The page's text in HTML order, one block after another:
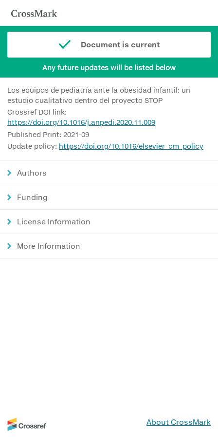
Document is current
Any future updates will be listed below
Los equipos de pediatría ante la obesidad infantil: un
estudio cualitativo dentro del proyecto STOP
Crossref DOI link:
https://doi.org/10.1016/j.anpedi.2020.11.009
Published Print: 2021-09
Update policy: https://doi.org/10.1016/elsevier_cm_policy
Authors
Funding
License Information
More Information
About CrossMark